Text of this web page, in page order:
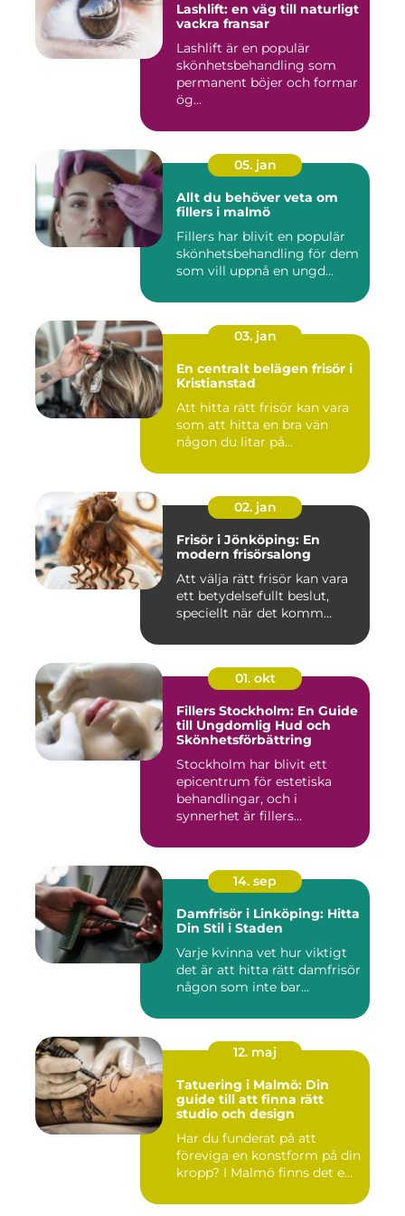
Lashlift: en väg till naturligt
vackra fransar
Lashlift är en populär
skönhetsbehandling som
permanent böjer och formar
ög...
05. jan
Allt du behöver veta om
fillers i malmö
Fillers har blivit en populär
skönhetsbehandling för dem
som vill uppnå en ungd...
03. jan
En centralt belägen frisör i
Kristianstad
Att hitta rätt frisör kan vara
som att hitta en bra vän
någon du litar på...
02. jan
Frisör i Jönköping: En
modern frisörsalong
Att välja rätt frisör kan vara
ett betydelsefullt beslut,
speciellt när det komm...
01. okt
Fillers Stockholm: En Guide
till Ungdomlig Hud och
Skönhetsförbättring
Stockholm har blivit ett
epicentrum för estetiska
behandlingar, och i
synnerhet är fillers...
14. sep
Damfrisör i Linköping: Hitta
Din Stil i Staden
Varje kvinna vet hur viktigt
det är att hitta rätt damfrisör
någon som inte bar...
12. maj
Tatuering i Malmö: Din
guide till att finna rätt
studio och design
Har du funderat på att
föreviga en konstform på din
kropp? I Malmö finns det e...